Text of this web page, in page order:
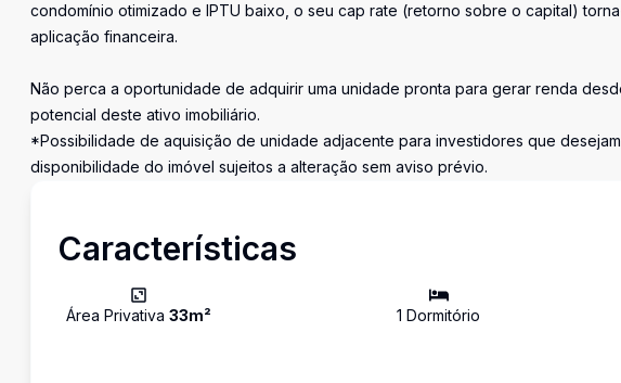
condomínio otimizado e IPTU baixo, o seu cap rate (retorno sobre o capital)
aplicação financeira.
Não perca a oportunidade de adquirir uma unidade pronta para gerar renda
potencial deste ativo imobiliário.
*Possibilidade de aquisição de unidade adjacente para investidores que
disponibilidade do imóvel sujeitos a alteração sem aviso prévio.
Características
Área Privativa 33m² 1 Dormitório